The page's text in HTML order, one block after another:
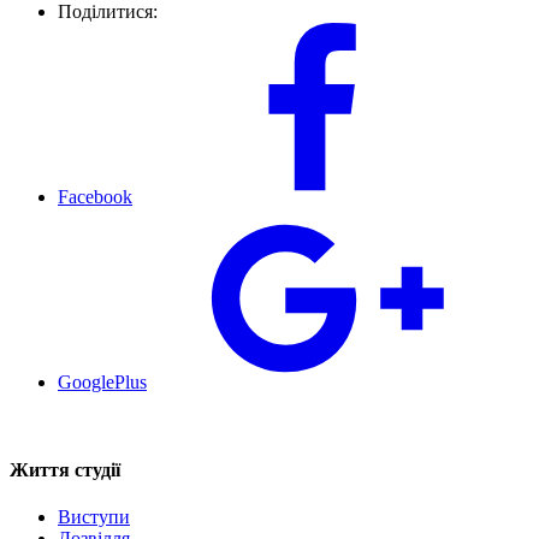
Поділитися:
Facebook
GooglePlus
Життя студії
Виступи